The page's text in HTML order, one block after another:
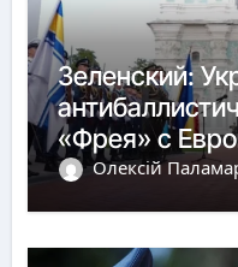
Зеленский:
«Фрея» с
Олексій